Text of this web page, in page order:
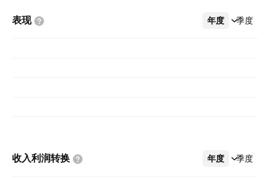
表现 年度 季度
更多
收入利润转换 年度 季度
更多